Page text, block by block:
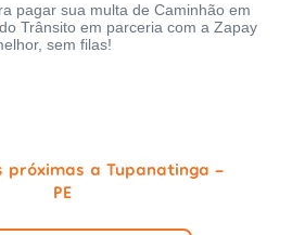
pagar sua multa de Caminhão em
Trânsito em parceria com a Zapay
sem filas!
próximas a Tupanatinga -
PE